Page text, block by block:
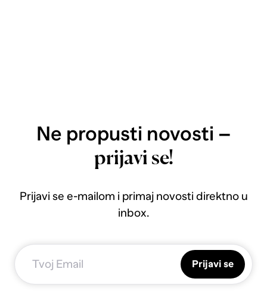
Ne propusti novosti –
prijavi se!
Prijavi se e-mailom i primaj novosti direktno u
inbox.
Prijavi se